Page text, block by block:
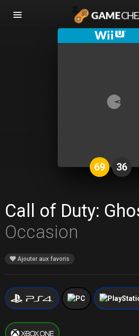
Basculer
69 36
Call of Duty:
Occasion
Ajouter aux favoris